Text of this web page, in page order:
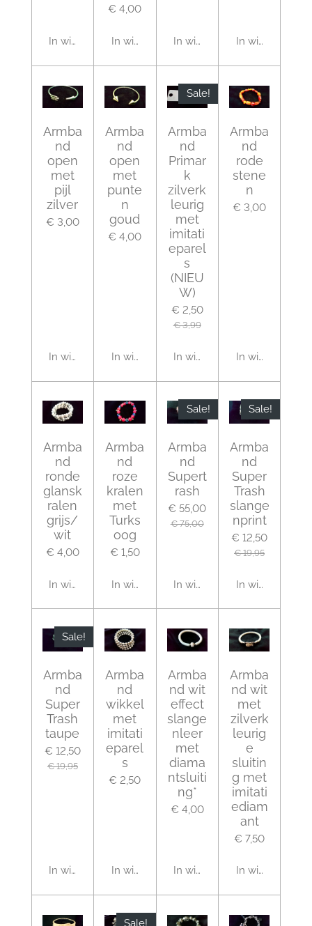
In winkelwagen
€ 4,00
In winkelwagenIn winkelwagenIn winkelwagen
Armba
nd
open
met
pijl
zilver
€ 3,00
In winkelwagen
Armba
nd
open
met
punte
n
goud
€ 4,00
In winkelwagen
Sale!
Armba
nd
Primar
k
zilverk
leurig
met
imitati
eparel
s
(NIEU
W)
€ 2,50
€ 3,99
In winkelwagen
Armba
nd
rode
stene
n
€ 3,00
In winkelwagen
Armba
nd
ronde
glansk
ralen
grijs/
wit
€ 4,00
In winkelwagen
Armba
nd
roze
kralen
met
Turks
oog
€ 1,50
In winkelwagen
Sale!
Armba
nd
Supert
rash
€ 55,00
€ 75,00
In winkelwagen
Sale!
Armba
nd
Super
Trash
slange
nprint
€ 12,50
€ 19,95
In winkelwagen
Sale!
Armba
nd
Super
Trash
taupe
€ 12,50
€ 19,95
In winkelwagen
Armba
nd
wikkel
met
imitati
eparel
s
€ 2,50
In winkelwagen
Armba
nd wit
effect
slange
nleer
met
diama
ntsluiti
ng*
€ 4,00
In winkelwagen
Armba
nd wit
met
zilverk
leurig
e
sluitin
g met
imitati
ediam
ant
€ 7,50
In winkelwagen
Sale!